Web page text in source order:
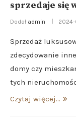
sprzedaje się
Dodał admin
Sprzedaż
zdecydowanie
domy czy
tych
Czytaj więcej...